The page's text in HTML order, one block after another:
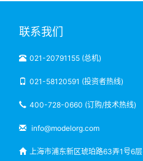
联系我们
021-20791155 (总机)
021-58120591 (投资者热线)
400-728-0660 (订购/技术热线)
info@modelorg.com
上海市浦东新区琥珀路63弄1号6层